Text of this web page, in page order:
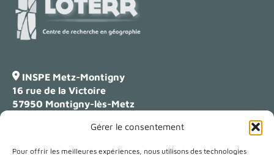
Gérer le consentement
Pour offrir les meilleures expériences, nous utilisons des technologies
INSPE Metz-Montigny
16 rue de la Victoire
57950 Montigny-lès-Metz
Campus Lettres